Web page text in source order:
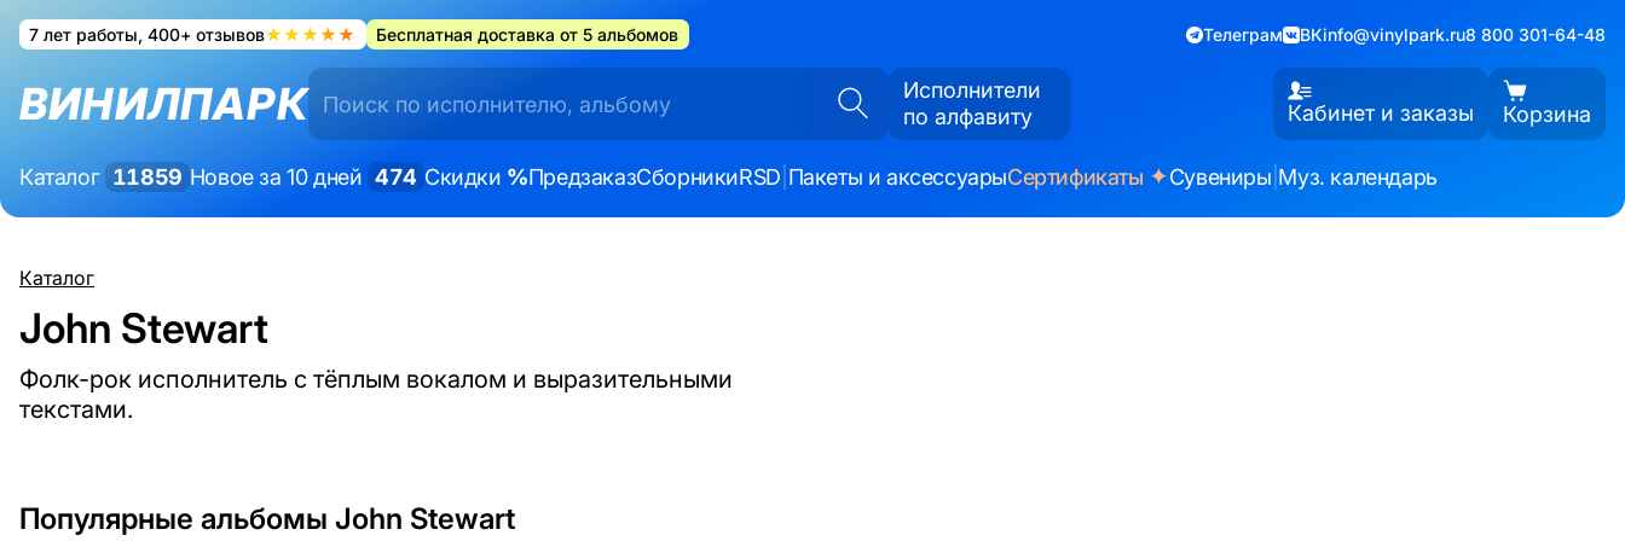
7 лет работы, 400+ отзывов★★★★★ Бесплатная доставка от 5 альбомов Телеграм ВКinfo@vinylpark.ru8 800 301-64-48
ВИНИЛПАРК
Исполнители
по алфавиту
Кабинет и заказы Корзина
Каталог 11859 Новое за 10 дней 474 Скидки %ПредзаказСборникиRSD Пакеты и аксессуарыСертификаты ✦Сувениры Муз. календарь
Каталог
John Stewart
Фолк-рок исполнитель с тёплым вокалом и выразительными
текстами.
Популярные альбомы John Stewart